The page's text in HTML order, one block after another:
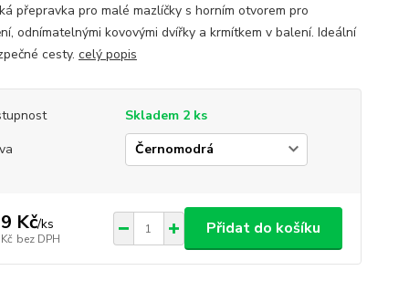
přepravka pro malé mazlíčky s horním otvorem pro
odnímatelnými kovovými dvířky a krmítkem v balení. Ideální
cesty. celý popis
Skladem 2 ks
Kč/ks
bez DPH
Přidat do košíku